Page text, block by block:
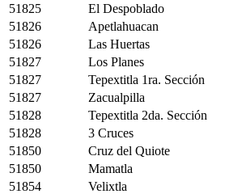
51825
El Despoblado
51826
Apetlahuacan
51826
Las Huertas
51827
Los Planes
51827
Tepextitla 1ra. Sección
51827
Zacualpilla
51828
Tepextitla 2da. Sección
51828
3 Cruces
51850
Cruz del Quiote
51850
Mamatla
51854
Velixtla